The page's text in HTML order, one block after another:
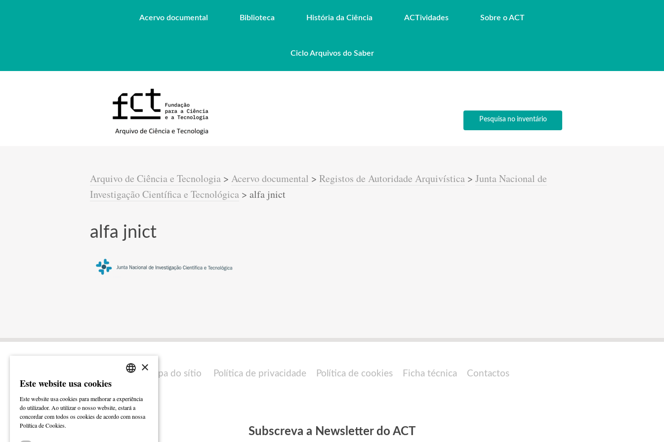
Acervo documental Biblioteca História da Ciência ACTividades Sobre o ACT
Ciclo Arquivos do Saber
Pesquisa no inventário
Arquivo de Ciência e Tecnologia > Acervo documental > Registos de Autoridade Arquivística > Junta Nacional de
Investigação Científica e Tecnológica > alfa jnict
alfa jnict
Mapa do sítio Política de privacidade Política de cookies Ficha técnica Contactos
Subscreva a Newsletter do ACT
ENGLISH
×
Este website usa cookies
Este website usa cookies para melhorar a experiência
do utilizador. Ao utilizar o nosso website, estará a
concordar com todos os cookies de acordo com nossa
Política de Cookies.